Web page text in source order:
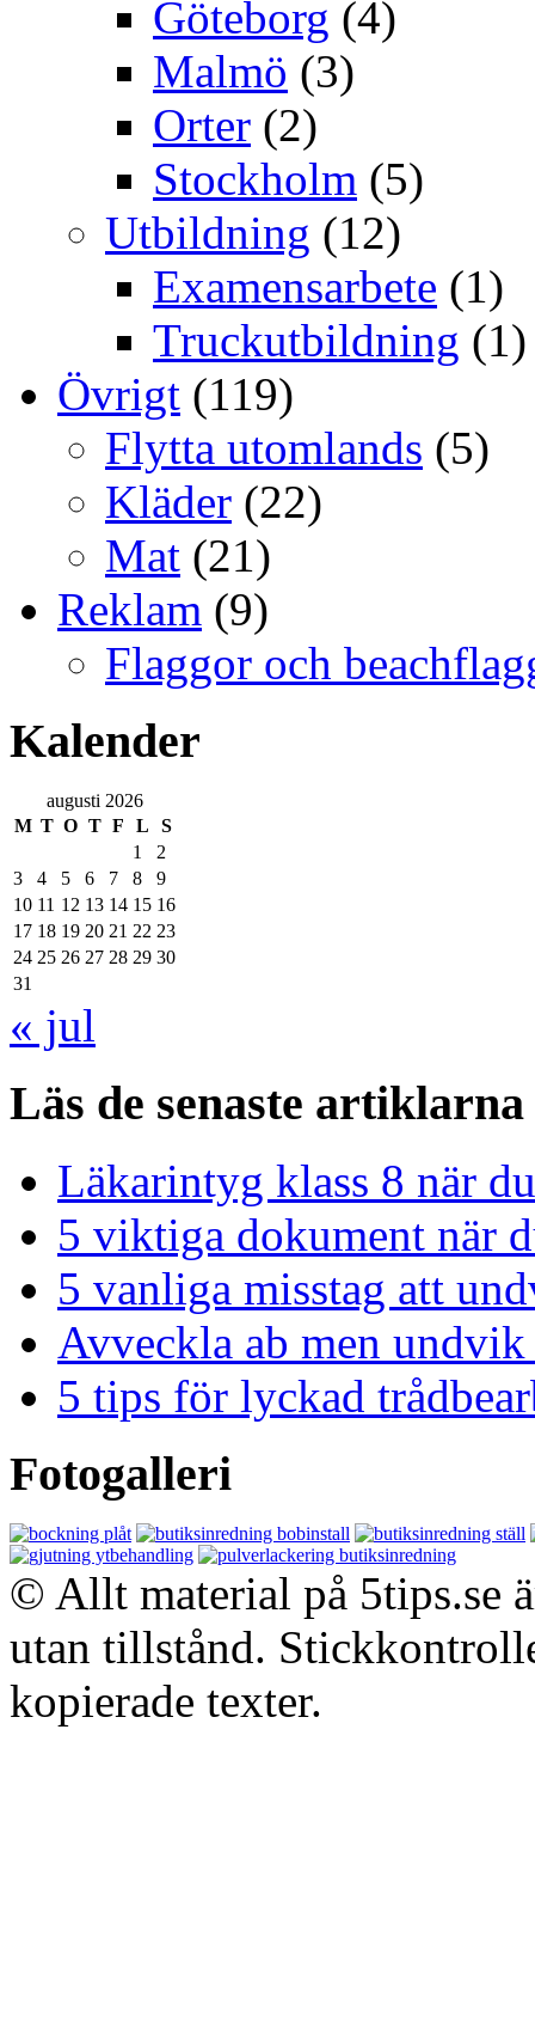
Göteborg (4)
Malmö (3)
Orter (2)
Stockholm (5)
Utbildning (12)
Examensarbete (1)
Truckutbildning (1)
Övrigt (119)
Flytta utomlands (5)
Kläder (22)
Mat (21)
Reklam (9)
Flaggor och
Kalender
augusti 2026
M T O T F L
S
1
2
3
4 5 6 7 8
9
10 11 12 13 14 15 16
17 18 19 20 21 22 23
24 25 26 27 28 29 30
31
« jul
Läs de senaste artiklarna
Läkarintyg klass 8 när
5 viktiga dokument när
5 vanliga misstag att
Avveckla ab men
5 tips för lyckad
Fotogalleri
© Allt material på 5tips.se
utan tillstånd.
kopierade texter.